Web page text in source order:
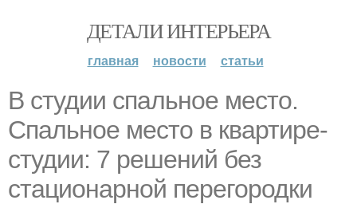
ДЕТАЛИ ИНТЕРЬЕРА
главная новости статьи
В студии спальное место.
Спальное место в квартире-
студии: 7 решений без
стационарной перегородки